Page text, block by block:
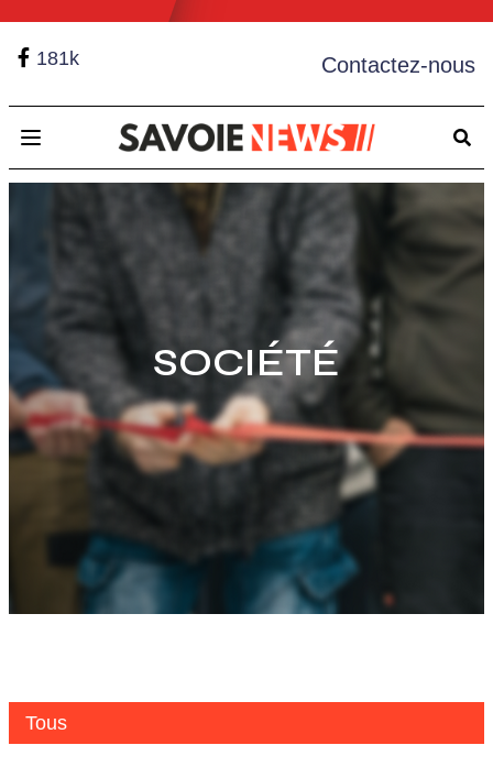
181k Contactez-nous
Open main menu
SOCIÉTÉ
Tous